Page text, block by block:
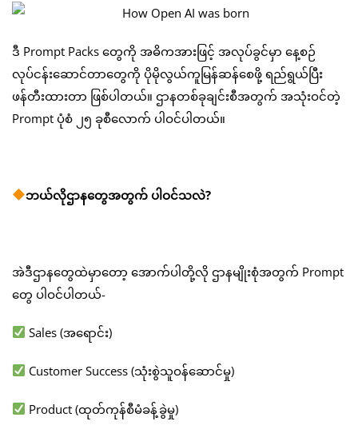
ဒီ Prompt Packs တွေကို အဓိကအားဖြင့် အလုပ်ခွင်မှာ နေ့စဉ်
လုပ်ငန်းဆောင်တာတွေကို ပိုမိုလွယ်ကူမြန်ဆန်စေဖို့ ရည်ရွယ်ပြီး
ဖန်တီးထားတာ ဖြစ်ပါတယ်။ ဌာနတစ်ခုချင်းစီအတွက် အသုံးဝင်တဲ့
Prompt ပုံစံ ၂၅ ခုစီလောက် ပါဝင်ပါတယ်။
ဘယ်လိုဌာနတွေအတွက် ပါဝင်သလဲ?
အဲဒီဌာနတွေထဲမှာတော့ အောက်ပါတို့လို ဌာနမျိုးစုံအတွက် Prompt
တွေ ပါဝင်ပါတယ်-
Sales (အရောင်း)
Customer Success (သုံးစွဲသူဝန်ဆောင်မှု)
Product (ထုတ်ကုန်စီမံခန့်ခွဲမှု)